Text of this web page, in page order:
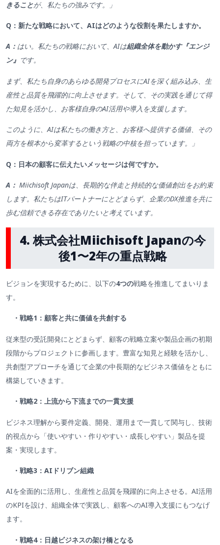
きることが、私たちの強みです。」
Q：新たな戦略において、AIはどのような役割を果たしますか。
A： はい。私たちの戦略において、AIは組織全体を動かす『エンジ
ン』 です。
まず、私たち自身のあらゆる開発プロセスにAIを深く組み込み、生
産性と品質を飛躍的に向上させます。そして、その実践を通じて得
た知見を活かし、お客様自身のAI活用や導入を支援します。
このように、AIは私たちの働き方と、お客様へ提供する価値、その
両方を根本から変革するという戦略の中核を担っています。」
Q：日本の顧客に伝えたいメッセージは何ですか。
A： Miichisoft Japanは、長期的な伴走と持続的な価値創出をお約束
します。私たちはITパートナーにとどまらず、企業のDX推進を共に
歩む信頼できる存在でありたいと考えています。
4.株式会社Miichisoft Japanの今
後1〜2年の重点戦略
ビジョンを実現するために、以下の4つの戦略を推進してまいりま
す。
・戦略1 ：顧客と共に価値を共創する
従来型の受託開発にとどまらず、顧客の戦略立案や製品企画の初期
段階からプロジェクトに参画します。豊富な知見と経験を活かし、
共創型アプローチを通じて企業の中長期的なビジネス価値をともに
構築していきます。
・戦略2：上流から下流までの一貫支援
ビジネス理解から要件定義、開発、運用まで一貫して関与し、技術
的視点から「使いやすい・作りやすい・成長しやすい」製品を提
案・実現します。
・戦略3 ： AIドリブン組織
AIを全面的に活用し、生産性と品質を飛躍的に向上させる。AI活用
のKPIを設け、組織全体で実践し、顧客へのAI導入支援にもつなげ
ます。
・戦略4：日越ビジネスの架け橋となる